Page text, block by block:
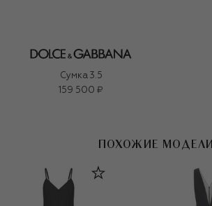
Сумка 3.5
159 500 ₽
ПОХОЖИЕ МОДЕЛИ